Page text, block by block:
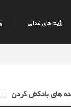
رژیم های غذایی
های بادکش کردن